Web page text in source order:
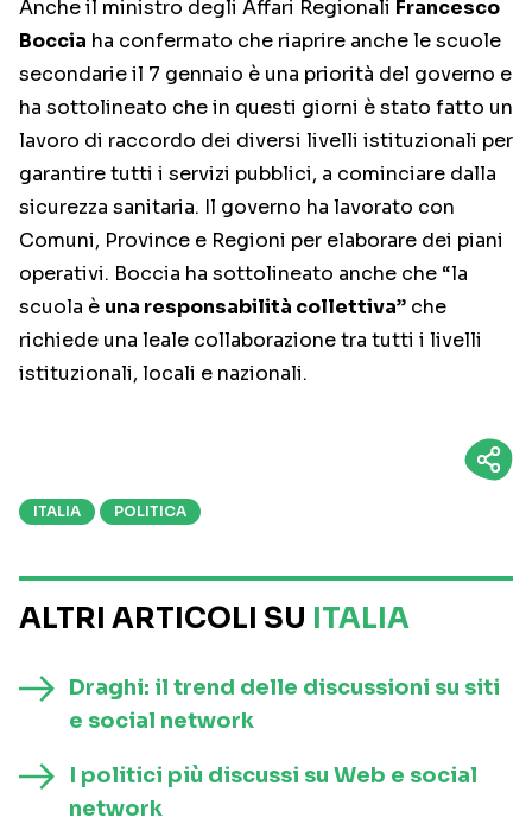
Anche il ministro degli Affari Regionali Francesco
Boccia ha confermato che riaprire anche le scuole
secondarie il 7 gennaio è una priorità del governo e
ha sottolineato che in questi giorni è stato fatto un
lavoro di raccordo dei diversi livelli istituzionali per
garantire tutti i servizi pubblici, a cominciare dalla
sicurezza sanitaria. Il governo ha lavorato con
Comuni, Province e Regioni per elaborare dei piani
operativi. Boccia ha sottolineato anche che “la
scuola è una responsabilità collettiva” che
richiede una leale collaborazione tra tutti i livelli
istituzionali, locali e nazionali.
ITALIA POLITICA
ALTRI ARTICOLI SU ITALIA
Draghi: il trend delle discussioni su siti
e social network
I politici più discussi su Web e social
network